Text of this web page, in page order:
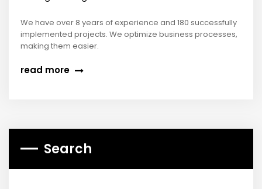
We have over 8 years of experience and 180 successfully
implemented projects. We optimize business processes,
making them easier.
read more
Search